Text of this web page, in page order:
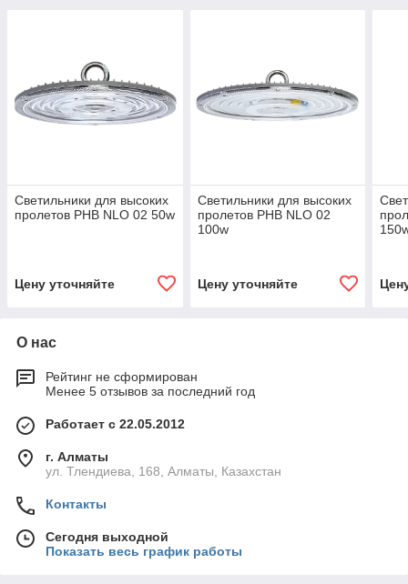
Светильники для высоких
пролетов PHB NLO 02 50w
Цену уточняйте
Светильники для высоких
пролетов PHB NLO 02
100w
Цену уточняйте
О нас
Рейтинг не сформирован
Менее 5 отзывов за последний год
Работает с 22.05.2012
г. Алматы
ул. Тлендиева, 168, Алматы, Казахстан
Контакты
Сегодня выходной
Показать весь график работы